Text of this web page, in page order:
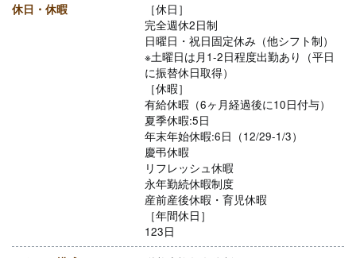
休日・休暇
［休日］
完全週休2日制
日曜日・祝日固定休み（他シフト制）
※土曜日は月1-2日程度出勤あり（平日
に振替休日取得）
［休暇］
有給休暇（6ヶ月経過後に10日付与）
夏季休暇:5日
年末年始休暇:6日（12/29-1/3）
慶弔休暇
リフレッシュ休暇
永年勤続休暇制度
産前産後休暇・育児休暇
［年間休日］
123日